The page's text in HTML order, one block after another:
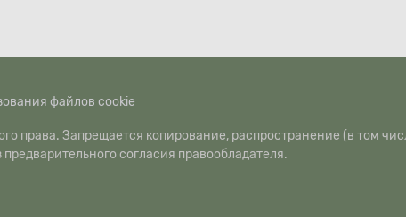
файлов cookie
права. Запрещается копирование, распространение (в том
согласия правообладателя.